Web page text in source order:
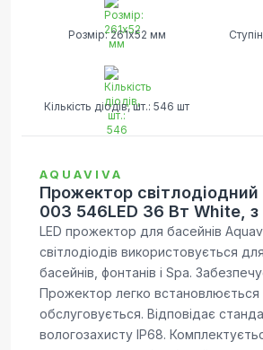
Розмір: 261х52 мм
Кількість діодів, шт.: 546 шт
AQUAVIVA
Прожектор
003 546LED 36 Вт White,
LED прожектор для басейнів
світлодіодів використовується
басейнів, фонтанів і Spa.
Прожектор легко встановлюється
обслуговується. Відповідає
вологозахисту IP68.